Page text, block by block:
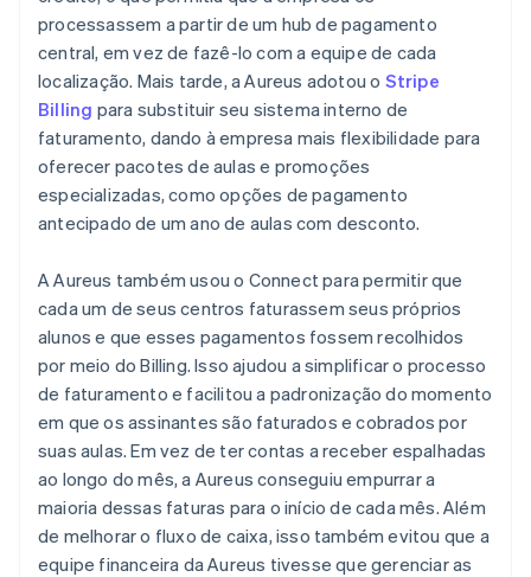
processassem a partir de um hub de pagamento
central, em vez de fazê-lo com a equipe de cada
localização. Mais tarde, a Aureus adotou o Stripe
Billing para substituir seu sistema interno de
faturamento, dando à empresa mais flexibilidade para
oferecer pacotes de aulas e promoções
especializadas, como opções de pagamento
antecipado de um ano de aulas com desconto.
A Aureus também usou o Connect para permitir que
cada um de seus centros faturassem seus próprios
alunos e que esses pagamentos fossem recolhidos
por meio do Billing. Isso ajudou a simplificar o processo
de faturamento e facilitou a padronização do momento
em que os assinantes são faturados e cobrados por
suas aulas. Em vez de ter contas a receber espalhadas
ao longo do mês, a Aureus conseguiu empurrar a
maioria dessas faturas para o início de cada mês. Além
de melhorar o fluxo de caixa, isso também evitou que a
equipe financeira da Aureus tivesse que gerenciar as